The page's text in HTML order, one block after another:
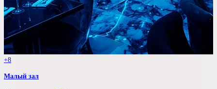
+8
Малый зал